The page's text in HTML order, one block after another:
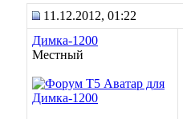
11.12.2012, 01:22
Димка-1200
Местный